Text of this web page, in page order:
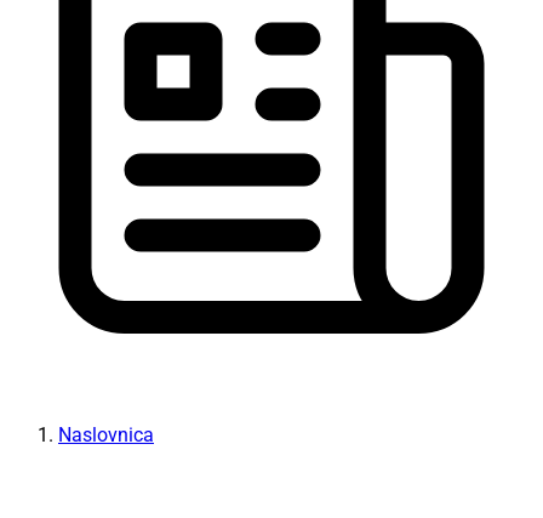
Naslovnica